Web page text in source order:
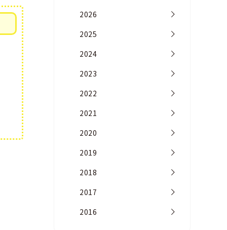
2026
2025
2024
2023
2022
2021
2020
2019
2018
2017
2016